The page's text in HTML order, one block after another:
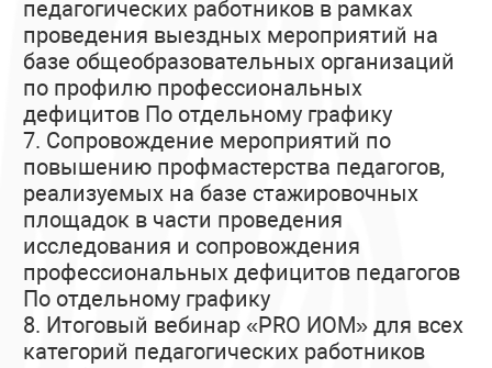
педагогических работников в рамках
проведения выездных мероприятий на
базе общеобразовательных организаций
по профилю профессиональных
дефицитов По отдельному графику
7. Сопровождение мероприятий по
повышению профмастерства педагогов,
реализуемых на базе стажировочных
площадок в части проведения
исследования и сопровождения
профессиональных дефицитов педагогов
По отдельному графику
8. Итоговый вебинар «PRO ИОМ» для всех
категорий педагогических работников